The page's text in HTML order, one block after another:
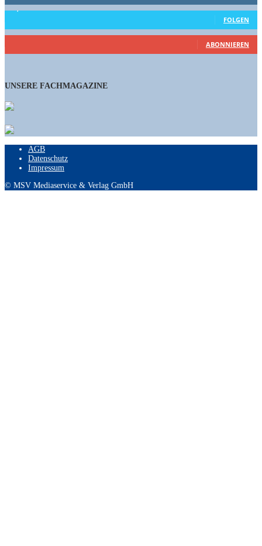
15,658 Follower
FOLGEN
461 Abonnenten
ABONNIEREN
UNSERE FACHMAGAZINE
AGB
Datenschutz
Impressum
© MSV Mediaservice & Verlag GmbH